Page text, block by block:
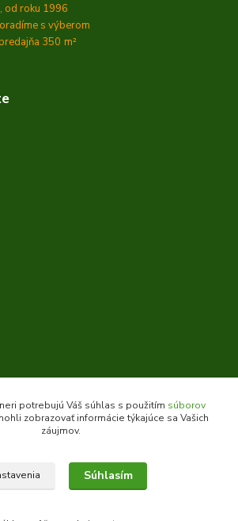
od roku 1996
s výberom
350 m²
potrebujú Váš súhlas s použitím súborov
zobrazovať informácie týkajúce sa Vašich
záujmov.
Súhlasím